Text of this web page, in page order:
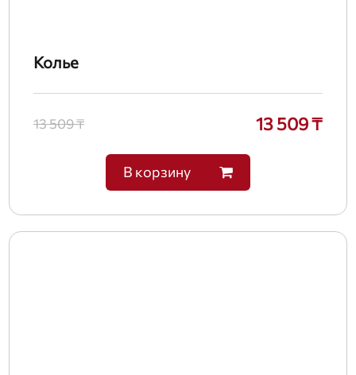
Колье
13 509 ₸ 13 509 ₸
В корзину